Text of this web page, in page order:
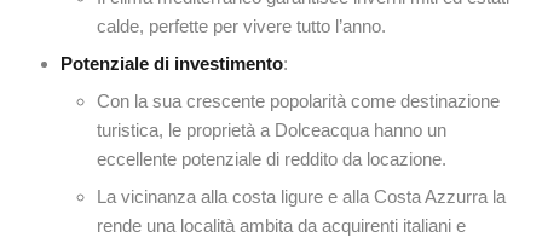
calde, perfette per vivere tutto l’anno.
Potenziale di investimento:
Con la sua crescente popolarità come destinazione
turistica, le proprietà a Dolceacqua hanno un
eccellente potenziale di reddito da locazione.
La vicinanza alla costa ligure e alla Costa Azzurra la
rende una località ambita da acquirenti italiani e